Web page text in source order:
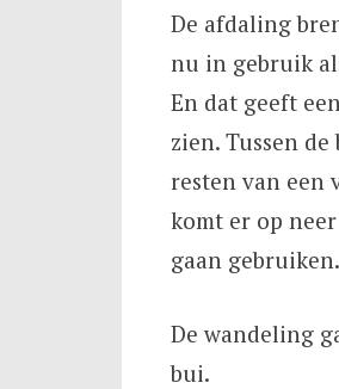
De afdaling
nu in gebruik
En dat geeft
zien. Tussen
resten van een
komt er op
gaan gebruiken.
De wandeling
bui.